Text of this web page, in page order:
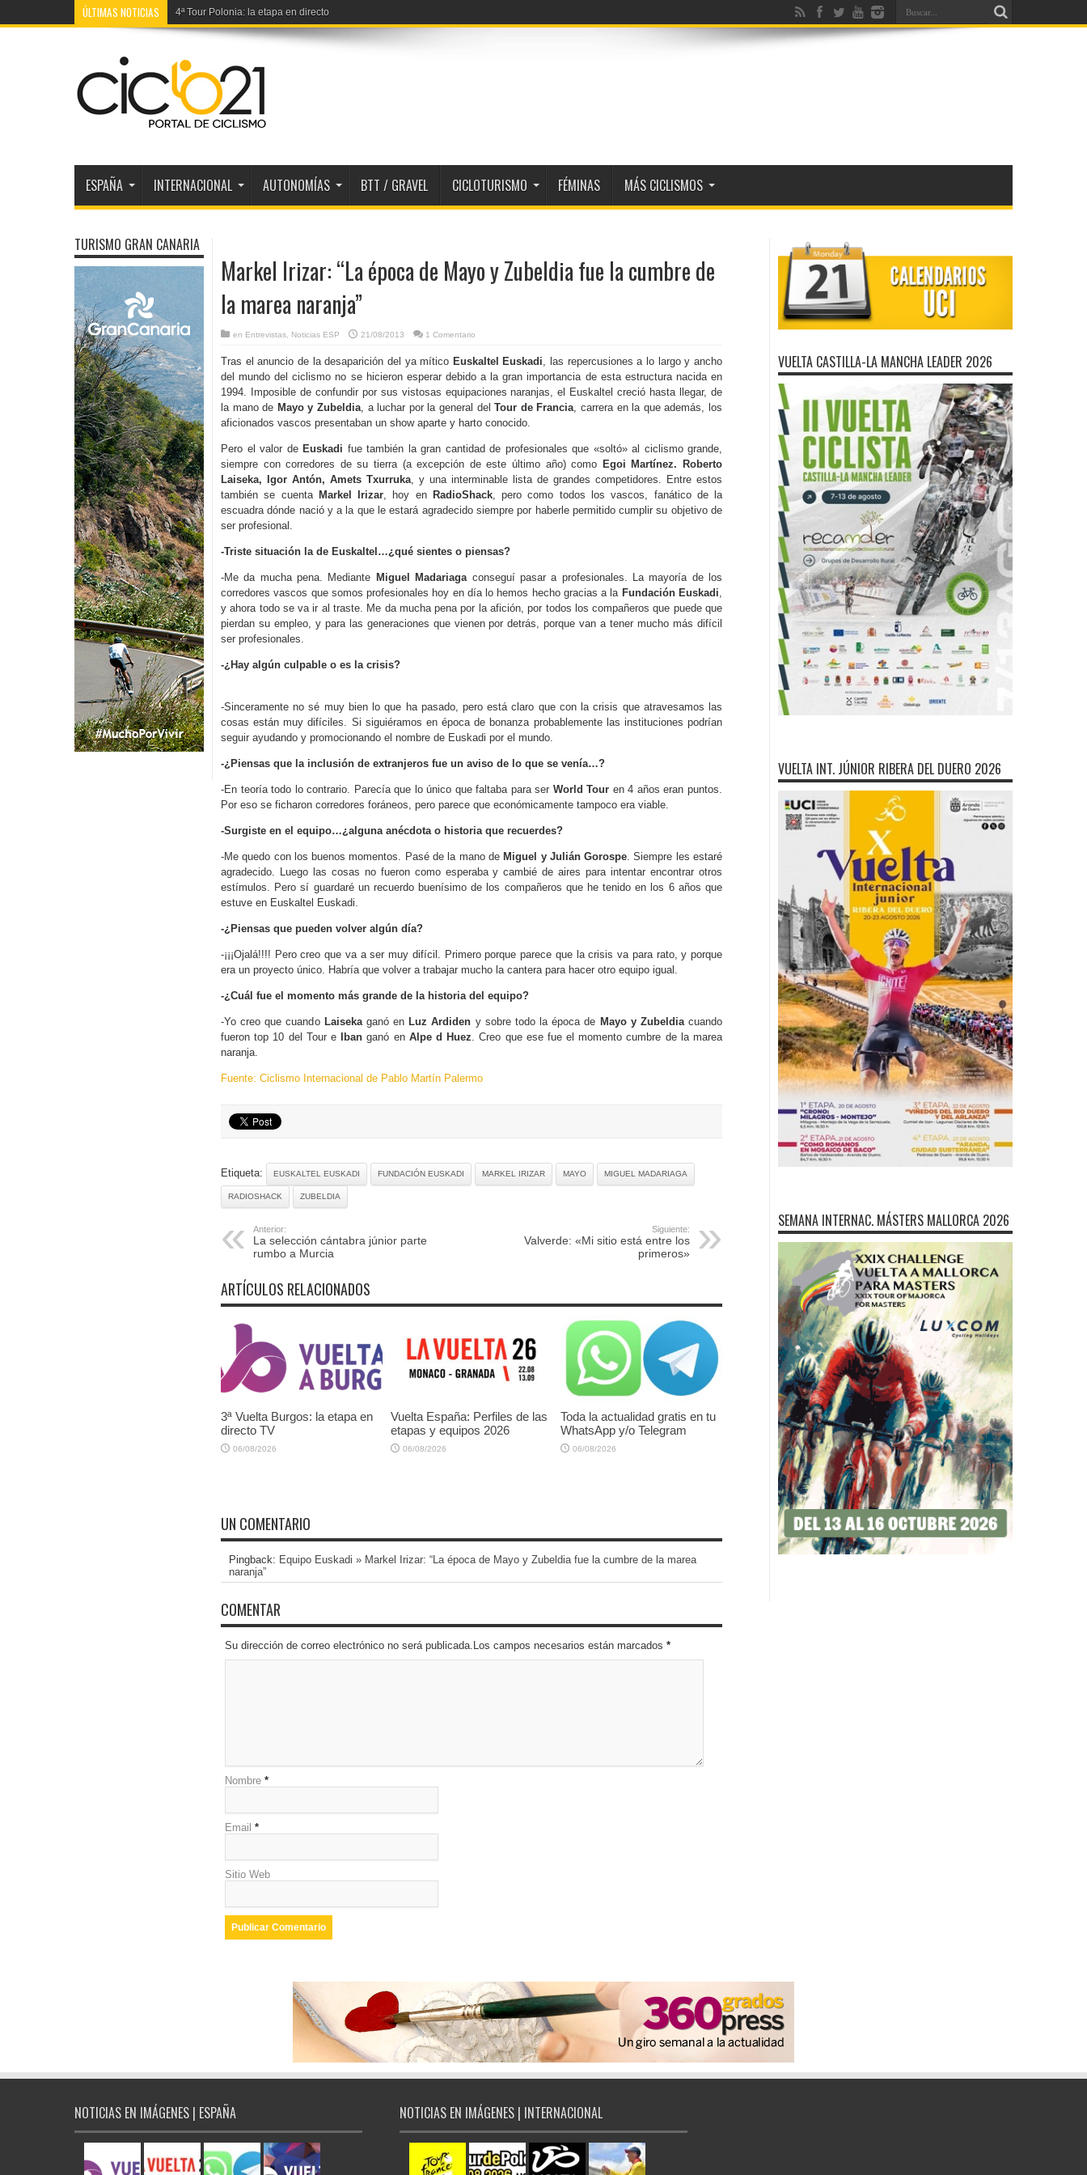
ÚLTIMAS NOTICIAS Vuelta Castilla-La Mancha Leader: Recorridos y equipos 2026
ESPAÑA INTERNACIONAL AUTONOMÍAS BTT / GRAVEL CICLOTURISMO FÉMINAS MÁS CICLISMOS
Markel Irizar: “La época de Mayo y Zubeldia fue la cumbre de
la marea naranja”
en Entrevistas Noticias ESP 21/08/2013 1 Comentario
Tras el anuncio de la desaparición del ya mítico Euskaltel Euskadi, las repercusiones a lo largo y ancho
del mundo del ciclismo no se hicieron esperar debido a la gran importancia de esta estructura nacida en
1994. Imposible de confundir por sus vistosas equipaciones naranjas, el Euskaltel creció hasta llegar, de
la mano de Mayo y Zubeldia, a luchar por la general delTour de Francia, carrera en la que además, los
aficionados vascos presentaban un show aparte y harto conocido.
Pero el valor de Euskadi fue también la gran cantidad de profesionales que «soltó» al ciclismo grande,
siempre con corredores de su tierra (a excepción de este último año) como Egoi Martínez. Roberto
Laiseka, Igor Antón, Amets Txurruka, y una interminable lista de grandes competidores. Entre estos
también se cuenta Markel Irizar, hoy en RadioShack, pero como todos los vascos, fanático de la
escuadra dónde nació y a la que le estará agradecido siempre por haberle permitido cumplir su objetivo de
ser profesional.
-Triste situación la de Euskaltel…¿qué sientes o piensas?
-Me da mucha pena. Mediante Miguel Madariagaconseguí pasar a profesionales. La mayoría de los
corredores vascos que somos profesionales hoy en día lo hemos hecho gracias a la Fundación Euskadi,
y ahora todo se va ir al traste. Me da mucha pena por la afición, por todos los compañeros que puede que
pierdan su empleo, y para las generaciones que vienen por detrás, porque van a tener mucho más difícil
ser profesionales.
-¿Hay algún culpable o es la crisis?
-Sinceramente no sé muy bien lo que ha pasado, pero está claro que con la crisis que atravesamos las
cosas están muy difíciles. Si siguiéramos en época de bonanza probablemente las instituciones podrían
seguir ayudando y promocionando el nombre de Euskadi por el mundo.
-¿Piensas que la inclusión de extranjeros fue un aviso de lo que se venía…?
-En teoría todo lo contrario. Parecía que lo único que faltaba para ser World Tour en 4 años eran puntos.
Por eso se ficharon corredores foráneos, pero parece que económicamente tampoco era viable.
-Surgiste en el equipo…¿alguna anécdota o historia que recuerdes?
-Me quedo con los buenos momentos. Pasé de la mano de Miguel y Julián Gorospe. Siempre les estaré
agradecido. Luego las cosas no fueron como esperaba y cambié de aires para intentar encontrar otros
estímulos. Pero sí guardaré un recuerdo buenísimo de los compañeros que he tenido en los 6 años que
estuve en Euskaltel Euskadi.
-¿Piensas que pueden volver algún día?
-¡¡¡Ojalá!!!! Pero creo que va a ser muy difícil. Primero porque parece que la crisis va para rato, y porque
era un proyecto único. Habría que volver a trabajar mucho la cantera para hacer otro equipo igual.
-¿Cuál fue el momento más grande de la historia del equipo?
-Yo creo que cuando Laisekaganó en Luz Ardiden y sobre todo la época de Mayo y Zubeldiacuando
fueron top 10 del Tour e
Iban ganó en Alpe d Huez. Creo que ese fue el momento cumbre de la marea
naranja.
Fuente: Ciclismo Internacional de Pablo Martín Palermo
Etiqueta: EUSKALTEL EUSKADI FUNDACIÓN EUSKADI MARKEL IRIZAR MAYO MIGUEL MADARIAGA
RADIOSHACK ZUBELDIA
Anterior:
La selección cántabra júnior parte
rumbo a Murcia
Siguiente:
Valverde: «Mi sitio está entre los
primeros»
ARTÍCULOS RELACIONADOS
3ª Vuelta Burgos: la etapa en
directo TV
06/08/2026
Vuelta España: Perfiles de las
etapas y equipos 2026
06/08/2026
Toda la actualidad gratis en tu
WhatsApp y/o Telegram
06/08/2026
UN COMENTARIO
Pingback: Equipo Euskadi » Markel Irizar: “La época de Mayo y Zubeldia fue la cumbre de la marea
naranja”
COMENTAR
Su dirección de correo electrónico no será publicada.Los campos necesarios están marcados *
Nombre *
Email *
Sitio Web
TURISMO GRAN CANARIA
VUELTA CASTILLA-LA MANCHA LEADER 2026
VUELTA INT. JÚNIOR RIBERA DEL DUERO 2026
SEMANA INTERNAC. MÁSTERS MALLORCA 2026
NOTICIAS EN IMÁGENES | ESPAÑA NOTICIAS EN IMÁGENES | INTERNACIONAL